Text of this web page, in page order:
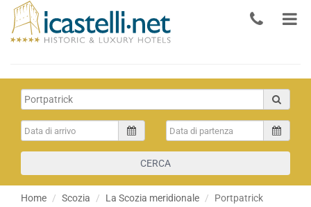
CERCA
Home Scozia La Scozia meridionale Portpatrick